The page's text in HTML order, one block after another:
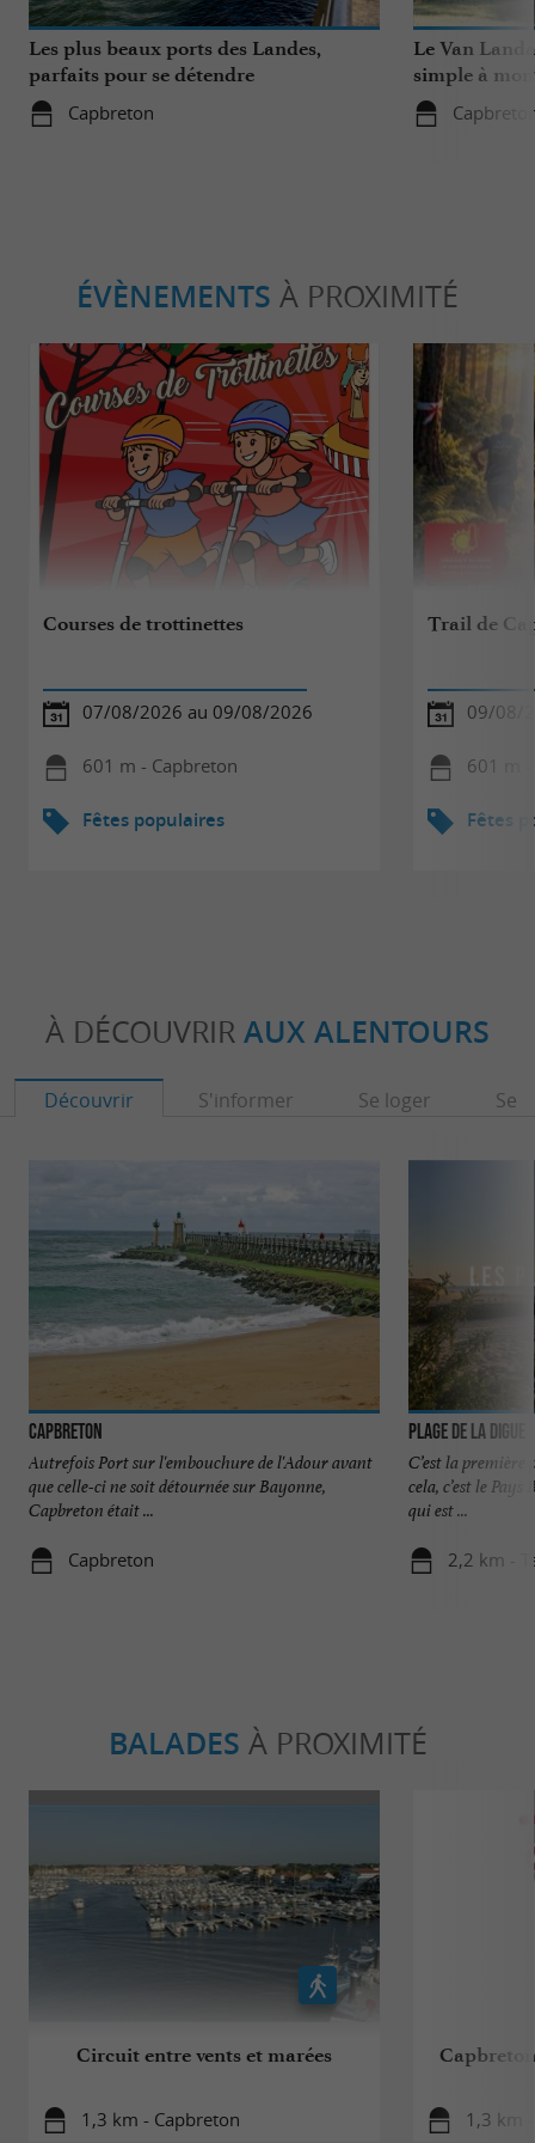
Les plus beaux ports des Landes,
parfaits pour se détendre
Capbreton
Le Van
simple à
facilitée
ÉVÈNEMENTS À PROXIMITÉ
Courses de trottinettes
07/08/2026 au 09/08/2026
601 m - Capbreton
Fêtes populaires
Trail de
09/08/
601 m
Fêtes
À DÉCOUVRIR AUX ALENTOURS
Découvrir S'informer Se loger Se
Capbreton
Autrefois Port sur l'embouchure de l'Adour avant
que celle-ci ne soit détournée sur Bayonne,
Capbreton était ...
Capbreton
Plage de la Digue
C’est la
cela, c’est le Pays
qui est ...
2,2 km -
BALADES À PROXIMITÉ
Circuit entre vents et marées
1,3 km - Capbreton 1,3 km